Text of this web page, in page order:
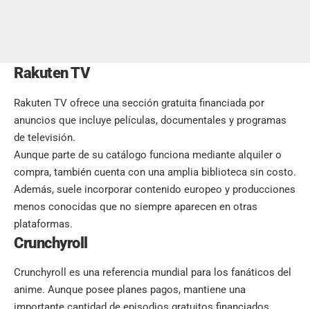
Rakuten TV
Rakuten TV ofrece una sección gratuita financiada por
anuncios que incluye películas, documentales y programas
de televisión.
Aunque parte de su catálogo funciona mediante alquiler o
compra, también cuenta con una amplia biblioteca sin costo.
Además, suele incorporar contenido europeo y producciones
menos conocidas que no siempre aparecen en otras
plataformas.
Crunchyroll
Crunchyroll es una referencia mundial para los fanáticos del
anime. Aunque posee planes pagos, mantiene una